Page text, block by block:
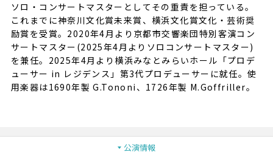
ソロ・コンサートマスターとしてその重責を担っている。
これまでに神奈川文化賞未来賞、横浜文化賞文化・芸術奨
励賞を受賞。2020年4月より京都市交響楽団特別客演コン
サートマスター(2025年4月よりソロコンサートマスター)
を兼任。2025年4月より横浜みなとみらいホール「プロデ
ューサー in レジデンス」第3代プロデューサーに就任。使
用楽器は1690年製 G.Tononi、1726年製 M.Goffriller。
公演情報